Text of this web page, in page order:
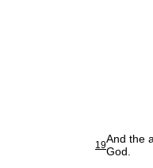
19And the
God.